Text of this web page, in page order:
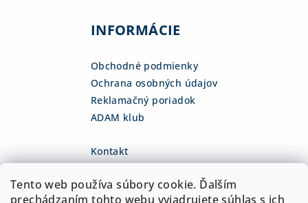
Tento web používa súbory cookie. Ďalším
prechádzaním tohto webu vyjadrujete súhlas s ich
INFORMÁCIE
Obchodné podmienky
Ochrana osobných údajov
Reklamačný poriadok
ADAM klub
Kontakt
+421 918 468 475
fb.com/adamshop.sk